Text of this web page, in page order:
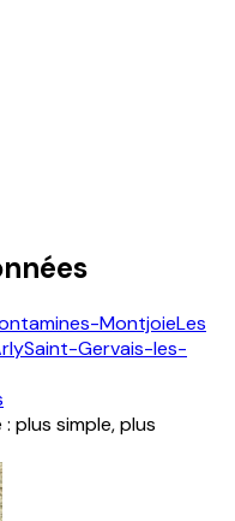
MontjoieLes
Saint-Gervais-les-
plus simple, plus